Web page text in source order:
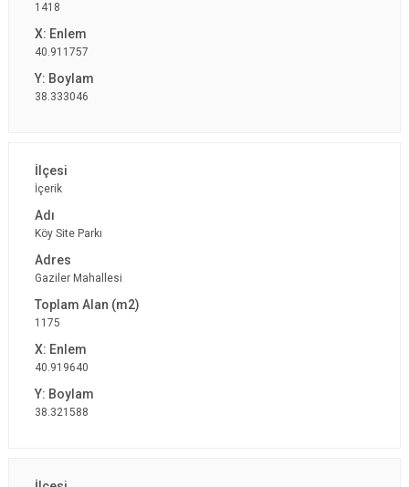
1418
40.911757
38.333046
İçerik
Köy Site Parkı
Gaziler Mahallesi
1175
40.919640
38.321588